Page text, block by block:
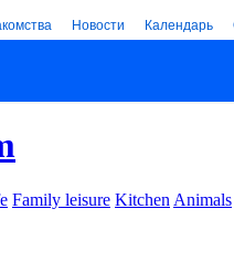
Новости Календарь
Family leisure Kitchen Animals